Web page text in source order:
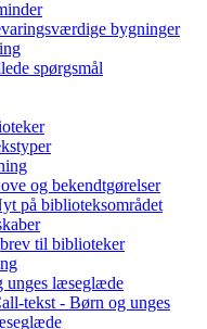
bygninger
spørgsmål
og bekendtgørelser
på biblioteksområdet
til biblioteker
unges læseglæde
tekst - Børn og unges